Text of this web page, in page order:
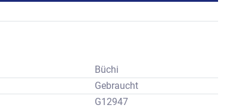
Büchi
Gebraucht
G12947